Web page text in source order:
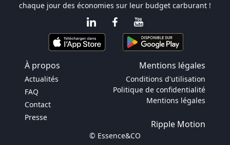
chaque jour des économies sur leur budget carburant !
À propos Mentions légales
Actualités
FAQ
Contact
Presse
Conditions d'utilisation
Politique de confidentialité
Mentions légales
Ripple Motion
© Essence&CO